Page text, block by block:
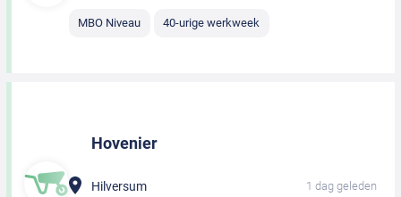
MBO Niveau 40-urige werkweek
Hovenier
Hilversum 1 dag geleden